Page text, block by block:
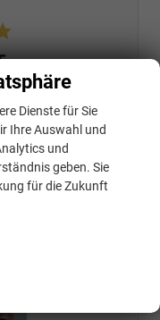
>
Dienste für Sie
Ihre Auswahl und
und
geben. Sie
für die Zukunft